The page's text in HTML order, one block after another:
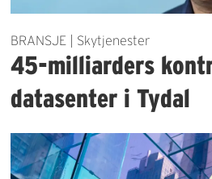
BRANSJE | Skytjenester
45-milliarders
datasenter i Tydal